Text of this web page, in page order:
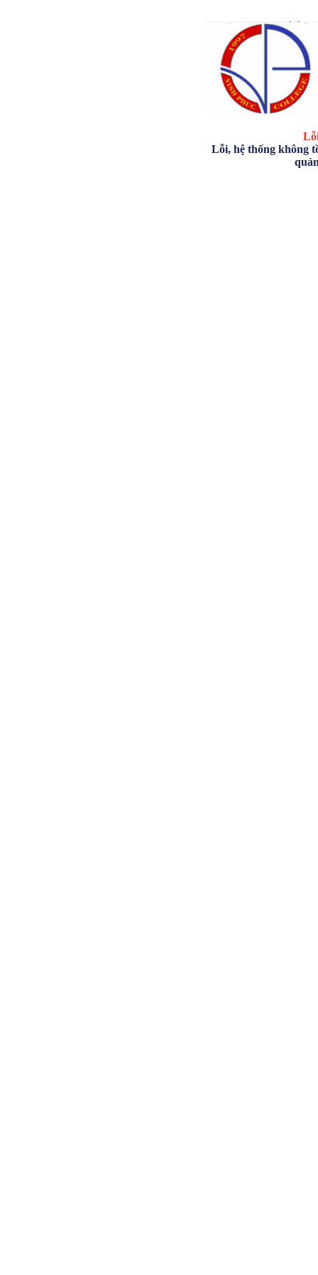
Lỗi, hệ thống không